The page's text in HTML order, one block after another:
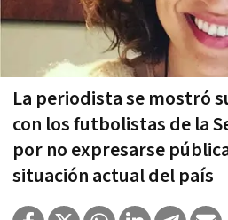
La periodista se mostró
con los futbolistas de la
por no expresarse
situación actual del país